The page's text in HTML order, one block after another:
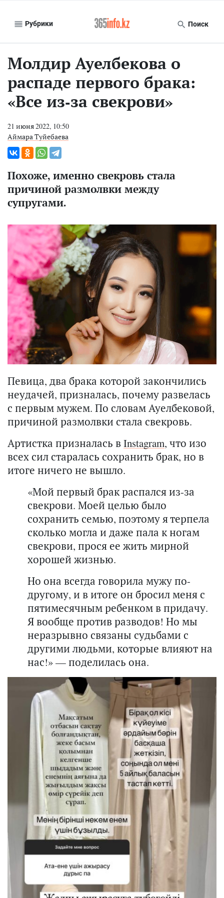
Рубрики Поиск
Молдир Ауелбекова о
распаде первого брака:
«Все из-за свекрови»
21 июня 2022, 10:50
Аймара Туйебаева
Похоже, именно свекровь стала
причиной размолвки между
супругами.
Певица, два брака которой закончились
неудачей, призналась, почему развелась
с первым мужем. По словам Ауелбековой,
причиной размолвки стала свекровь.
Артистка призналась в Instagram, что изо
всех сил старалась сохранить брак, но в
итоге ничего не вышло.
«Мой первый брак распался из-за
свекрови. Моей целью было
сохранить семью, поэтому я терпела
сколько могла и даже пала к ногам
свекрови, прося ее жить мирной
хорошей жизнью.
Но она всегда говорила мужу по-
другому, и в итоге он бросил меня с
пятимесячным ребенком в придачу.
Я вообще против разводов! Но мы
неразрывно связаны судьбами с
другими людьми, которые влияют на
нас!» — поделилась она.